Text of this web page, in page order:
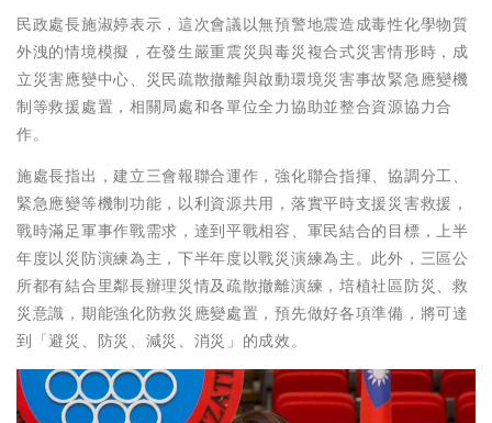
民政處長施淑婷表示，這次會議以無預警地震造成毒性化學物質
外洩的情境模擬，在發生嚴重震災與毒災複合式災害情形時，成
立災害應變中心、災民疏散撤離與啟動環境災害事故緊急應變機
制等救援處置，相關局處和各單位全力協助並整合資源協力合
作。
施處長指出，建立三會報聯合運作，強化聯合指揮、協調分工、
緊急應變等機制功能，以利資源共用，落實平時支援災害救援，
戰時滿足軍事作戰需求，達到平戰相容、軍民結合的目標，上半
年度以災防演練為主，下半年度以戰災演練為主。此外，三區公
所都有結合里鄰長辦理災情及疏散撤離演練，培植社區防災、救
災意識，期能強化防救災應變處置，預先做好各項準備，將可達
到「避災、防災、減災、消災」的成效。